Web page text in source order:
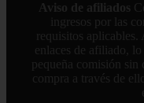
Aviso de afiliados
ingresos por las
requisitos aplicables.
enlaces de afiliado,
pequeña comisión
compra a través de